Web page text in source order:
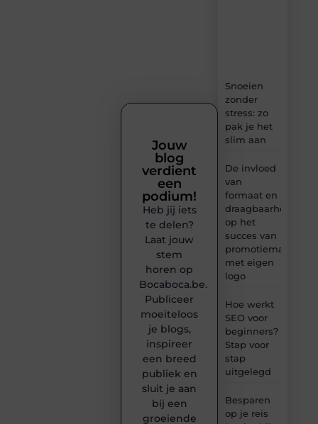
Snoeien
zonder
stress: zo
pak je het
slim aan
De invloed
van
formaat en
draagbaarheid
op het
succes van
promotiemateriaal
met eigen
logo
Hoe werkt
SEO voor
beginners?
Stap voor
stap
uitgelegd
Besparen
op je reis
Jouw
blog
verdient
een
podium!
Heb jij iets
te delen?
Laat jouw
stem
horen op
Bocaboca.be.
Publiceer
moeiteloos
je blogs,
inspireer
een breed
publiek en
sluit je aan
bij een
groeiende